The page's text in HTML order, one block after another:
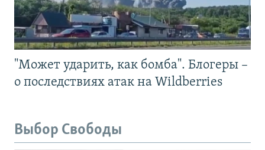
"Может ударить, как бомба". Блогеры –
о последствиях атак на Wildberries
Выбор Свободы